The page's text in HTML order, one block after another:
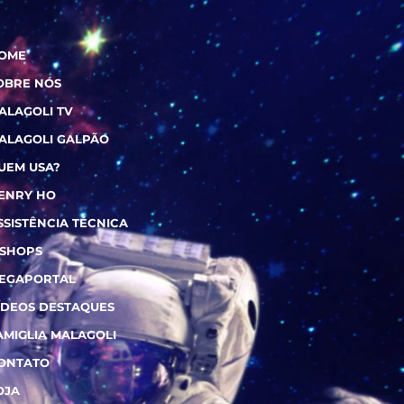
NÓS
TV
GALPÃO
USA?
HO
TÉCNICA
DESTAQUES
MALAGOLI